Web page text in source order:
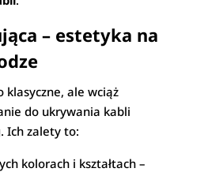
– estetyka na
klasyczne, ale wciąż
do ukrywania kabli
Ich zalety to:
kolorach i kształtach –